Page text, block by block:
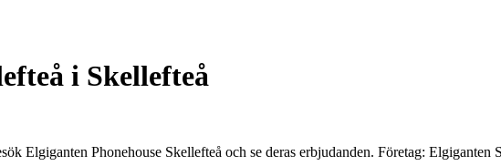
i Skellefteå
Elgiganten Phonehouse Skellefteå och se deras erbjudanden. Företag: Elgiganten